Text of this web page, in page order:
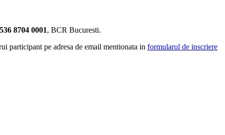
8704 0001, BCR Bucuresti.
participant pe adresa de email mentionata in formularul de inscriere